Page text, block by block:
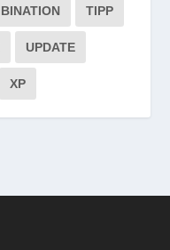
TIPP
UPDATE
XP